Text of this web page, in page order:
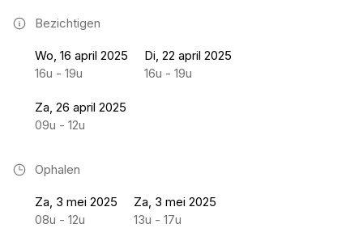
Bezichtigen
Wo, 16 april 2025
16u - 19u
Di, 22 april 2025
16u - 19u
Za, 26 april 2025
09u - 12u
Ophalen
Za, 3 mei 2025
08u - 12u
Za, 3 mei 2025
13u - 17u